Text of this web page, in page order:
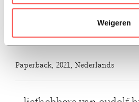
Weigeren
samen met Piet Oudolf.
ISBN: 9789056156671
Paperback, 2021, Nederlands